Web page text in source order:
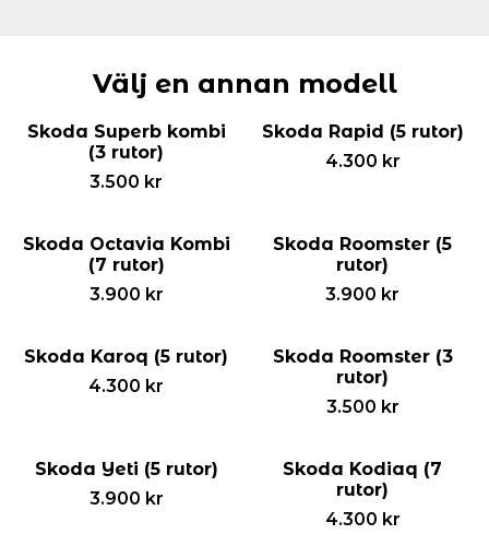
Välj en annan modell
Skoda Superb kombi
(3 rutor)
3.500 kr
Skoda Rapid (5 rutor)
4.300 kr
Skoda Octavia Kombi
(7 rutor)
3.900 kr
Skoda Roomster (5
rutor)
3.900 kr
Skoda Karoq (5 rutor)
4.300 kr
Skoda Roomster (3
rutor)
3.500 kr
Skoda Yeti (5 rutor)
3.900 kr
Skoda Kodiaq (7
rutor)
4.300 kr